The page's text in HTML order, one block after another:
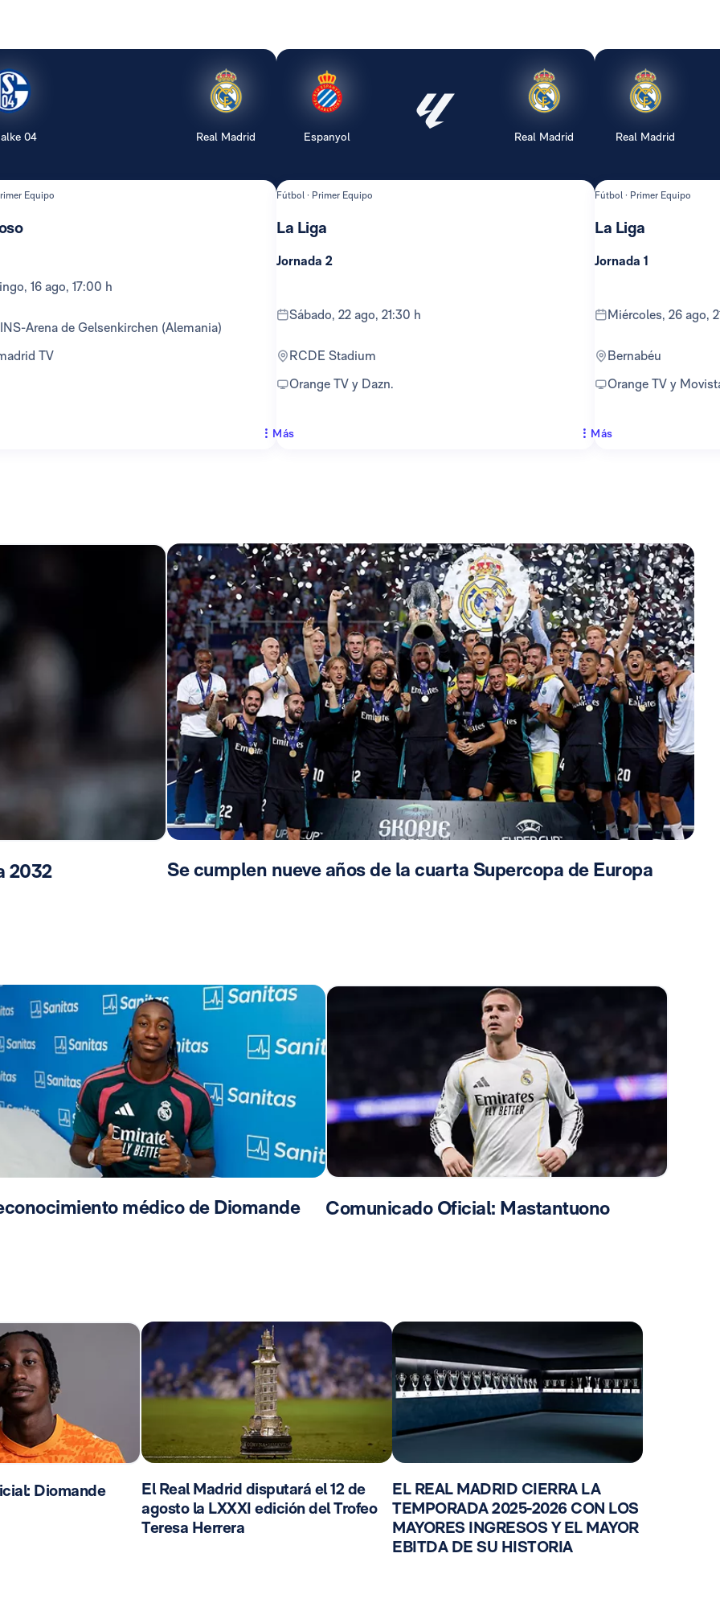
04 Real Madrid
Equipo
16 ago, 17:00 h
Arena de Gelsenkirchen (Alemania)
TV
Espanyol Real Madrid
Fútbol · Primer Equipo
La Liga
Jornada 2
sábado, 22 ago, 21:30 h
RCDE Stadium
Orange TV y Dazn.
Más
Real Madrid
Fútbol · Primer Equipo
La Liga
Jornada 1
miércoles, 26 ago,
Bernabéu
Orange TV y
Más
2032 Se cumplen nueve años de la cuarta Supercopa de Europa
médico de Diomande Comunicado Oficial: Mastantuono
Diomande
El Real Madrid disputará el 12 de
agosto la LXXXI edición del Trofeo
Teresa Herrera
EL REAL MADRID CIERRA LA
TEMPORADA 2025-2026 CON LOS
MAYORES INGRESOS Y EL MAYOR
EBITDA DE SU HISTORIA